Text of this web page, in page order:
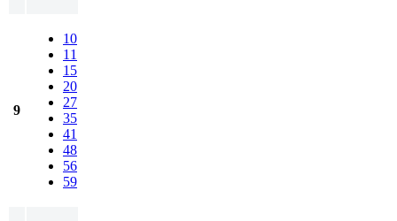
9
10
11
15
20
27
35
41
48
56
59